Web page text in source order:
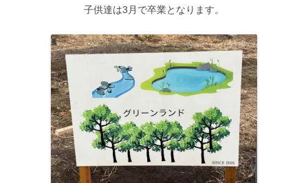
子供達は3月で卒業となります。